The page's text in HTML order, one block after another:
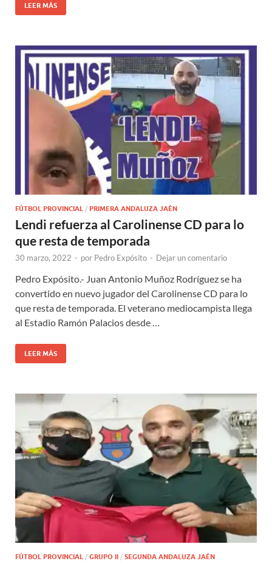
LEER MÁS
FÚTBOL PROVINCIAL / PRIMERA ANDALUZA JAÉN
Lendi refuerza al Carolinense CD para lo
que resta de temporada
30 marzo, 2022 - por Pedro Expósito - Dejar un comentario
Pedro Expósito.- Juan Antonio Muñoz Rodríguez se ha
convertido en nuevo jugador del Carolinense CD para lo
que resta de temporada. El veterano mediocampista llega
al Estadio Ramón Palacios desde …
LEER MÁS
FÚTBOL PROVINCIAL / GRUPO II / SEGUNDA ANDALUZA JAÉN